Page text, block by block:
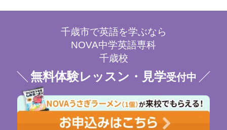
千歳市で英語を学ぶなら
NOVA中学英語専科
千歳校
無料体験レッスン・見学受付中